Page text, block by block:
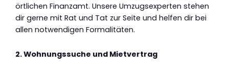
örtlichen Finanzamt. Unsere Umzugsexperten stehen
dir gerne mit Rat und Tat zur Seite und helfen dir bei
allen notwendigen Formalitäten.
2. Wohnungssuche und Mietvertrag